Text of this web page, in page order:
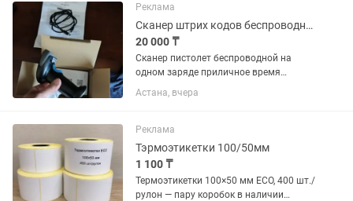
кассе
Реклама
Сканер штрих кодов беспроводной
20 000 ₸
Сканер пистолет беспроводной на
одном заряде приличное время
работает, удобен для приямок, для
приема только и использовали,
блютуз, расстояние 10м
Астана, вчера
Реклама
Тэрмоэтикетки 100/50мм
1 100 ₸
Термоэтикетки 100×50 мм ECO, 400 шт./
рулон — пару коробок в наличии